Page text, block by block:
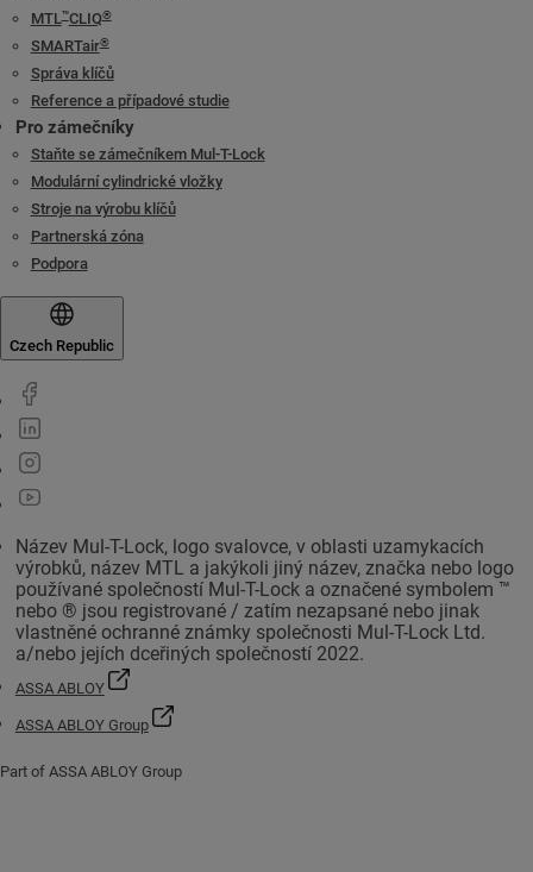
MTL™CLIQ®
SMARTair®
Správa klíčů
Reference a případové studie
Pro zámečníky
Staňte se zámečníkem Mul-T-Lock
Modulární cylindrické vložky
Stroje na výrobu klíčů
Partnerská zóna
Podpora
Czech Republic
Název Mul-T-Lock, logo svalovce, v oblasti uzamykacích
výrobků, název MTL a jakýkoli jiný název, značka nebo logo
používané společností Mul-T-Lock a označené symbolem ™
nebo ® jsou registrované / zatím nezapsané nebo jinak
vlastněné ochranné známky společnosti Mul-T-Lock Ltd.
a/nebo jejích dceřiných společností 2022.
ASSA ABLOY
ASSA ABLOY Group
Part of ASSA ABLOY Group